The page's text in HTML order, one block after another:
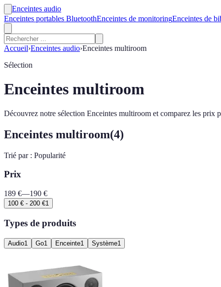
Enceintes audio
Enceintes portables BluetoothEnceintes de monitoringEnceintes de
Accueil›Enceintes audio›Enceintes multiroom
Sélection
Enceintes multiroom
Découvrez notre sélection Enceintes multiroom et comparez les prix
Enceintes multiroom(4)
Trié par : Popularité
Prix
189 €—190 €
100 € - 200 €1
Types de produits
Audio1 Go1 Enceinte1 Système1